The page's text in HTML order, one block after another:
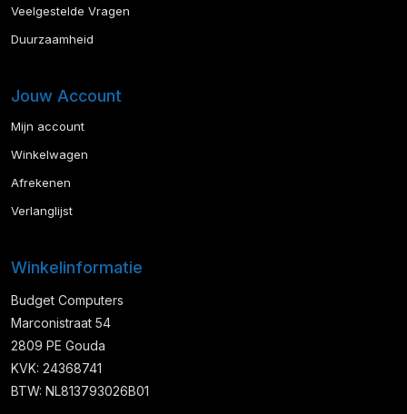
Veelgestelde Vragen
Duurzaamheid
Jouw Account
Mijn account
Winkelwagen
Afrekenen
Verlanglijst
Winkelinformatie
Budget Computers
Marconistraat 54
2809 PE Gouda
KVK: 24368741
BTW: NL813793026B01